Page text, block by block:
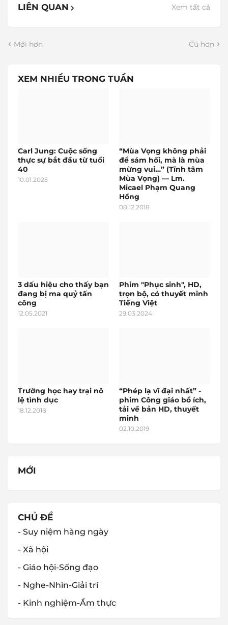
LIÊN QUAN Xem tất cả
Mới hơn Cũ hơn
XEM NHIỀU TRONG TUẦN
Carl Jung: Cuộc sống
thực sự bắt đầu từ tuổi
40
10.01.2025
“Mùa Vọng không phải
để sám hối, mà là mùa
mừng vui…” (Tĩnh tâm
Mùa Vọng) — Lm.
Micael Phạm Quang
Hồng
08.12.2018
3 dấu hiệu cho thấy bạn
đang bị ma quỷ tấn
công
12.05.2021
Phim "Phục sinh", HD,
trọn bộ, có thuyết minh
Tiếng Việt
29.03.2024
Trường học hay trại nô
lệ tình dục
18.12.2018
“Phép lạ vĩ đại nhất” -
phim Công giáo bổ ích,
tải về bản HD, thuyết
minh
02.10.2019
MỚI
CHỦ ĐỀ
- Suy niệm hàng ngày
- Xã hội
- Giáo hội-Sống đạo
- Nghe-Nhìn-Giải trí
- Kinh nghiệm-Ẩm thực